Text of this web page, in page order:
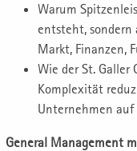
Warum
entsteht, sondern
Markt, Finanzen,
Wie der St. Galler
Komplexität
Unternehmen
General Management